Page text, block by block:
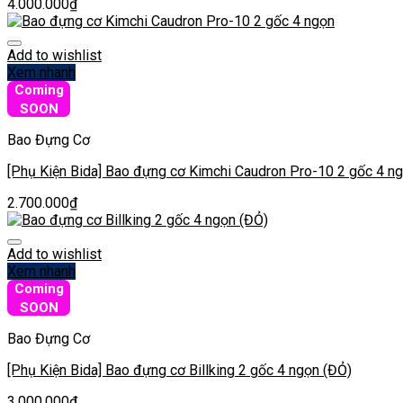
4.000.000₫
Add to wishlist
Xem nhanh
Coming
SOON
Bao Đựng Cơ
[Phụ Kiện Bida] Bao đựng cơ Kimchi Caudron Pro-10 2 gốc 4
2.700.000₫
Add to wishlist
Xem nhanh
Coming
SOON
Bao Đựng Cơ
[Phụ Kiện Bida] Bao đựng cơ Billking 2 gốc 4 ngọn (ĐỎ)